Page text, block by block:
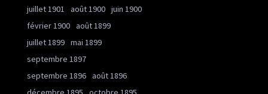
juillet 1901
août 1900 juin 1900
février 1900 août 1899
juillet 1899 mai 1899
septembre 1897
septembre 1896 août 1896